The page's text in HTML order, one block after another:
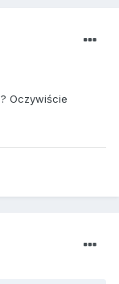
Oczywiście